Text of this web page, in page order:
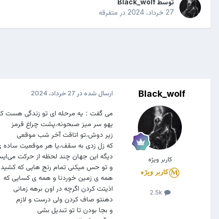
توسط Black_wolf
27 خرداد، 2024
در متفرقه
Black_wolf
کاربر ویژه
2.5k
ارسال شده در 27 خرداد، 2024
می گفت：یه مرحله ای تو زندگی هست
یهو سر میز صبحونه،پشت چراغ قرمز
زیر دوش،تو اتاقت آخر شب موقعی
که زل زدی به سقف،یا هر موقعیت ساده
دیگه این جهان چند لحظه از حرکت
و تو حس میکنی تمام رنج هایی که
همه ی زمین خوردنا و همه ی کسایی که
اذیتت کردن اگرچه در اون برهه زمانی
دهنتو صاف کردن ولی درست و لازم
و بجا بودن تا تو تبدیل بشی